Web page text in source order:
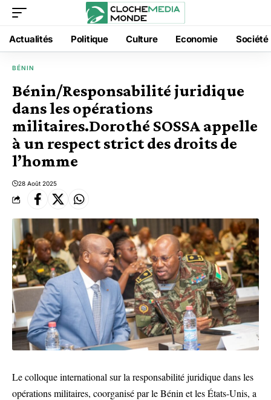
Actualités Politique Culture Economie Société
BÉNIN
Bénin/Responsabilité juridique
dans les opérations
militaires.Dorothé SOSSA appelle
à un respect strict des droits de
l’homme
28 Août 2025
Le colloque international sur la responsabilité juridique dans les
opérations militaires, coorganisé par le Bénin et les États-Unis, a